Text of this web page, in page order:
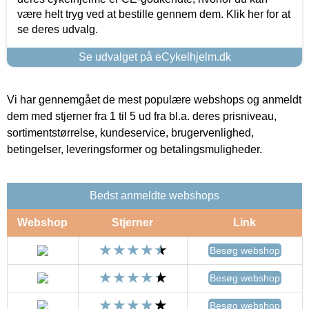
være helt tryg ved at bestille gennem dem. Klik her for at
se deres udvalg.
Se udvalget på eCykelhjelm.dk
Vi har gennemgået de mest populære webshops og anmeldt
dem med stjerner fra 1 til 5 ud fra bl.a. deres prisniveau,
sortimentstørrelse, kundeservice, brugervenlighed,
betingelser, leveringsformer og betalingsmuligheder.
Bedst anmeldte webshops
Webshop Stjerner Link
Besøg webshop
Besøg webshop
Besøg webshop